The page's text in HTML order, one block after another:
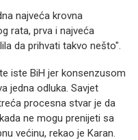
najveća krovna
rata, prva i najveća
da prihvati takvo nešto".
iste BiH jer konsenzusom
jedna odluka. Savjet
procesna stvar je da
ne mogu prenijeti sa
većinu, rekao je Karan.